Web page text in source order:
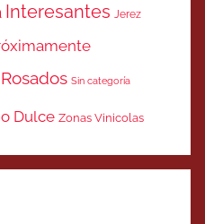
Interesantes Jerez
Rosados Sin categoría
Dulce Zonas Vinicolas